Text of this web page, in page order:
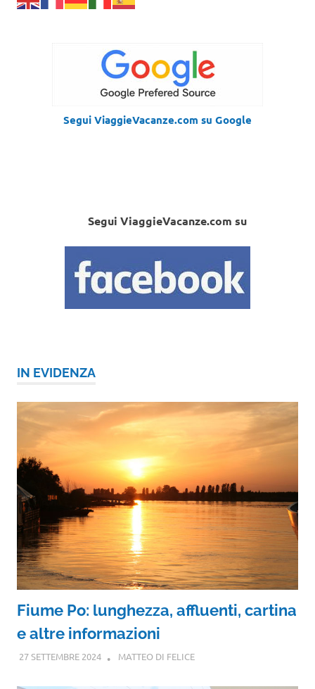
Segui ViaggieVacanze.com su Google
Segui ViaggieVacanze.com su
IN EVIDENZA
Fiume Po: lunghezza, affluenti, cartina
e altre informazioni
27 SETTEMBRE 2024 MATTEO DI FELICE